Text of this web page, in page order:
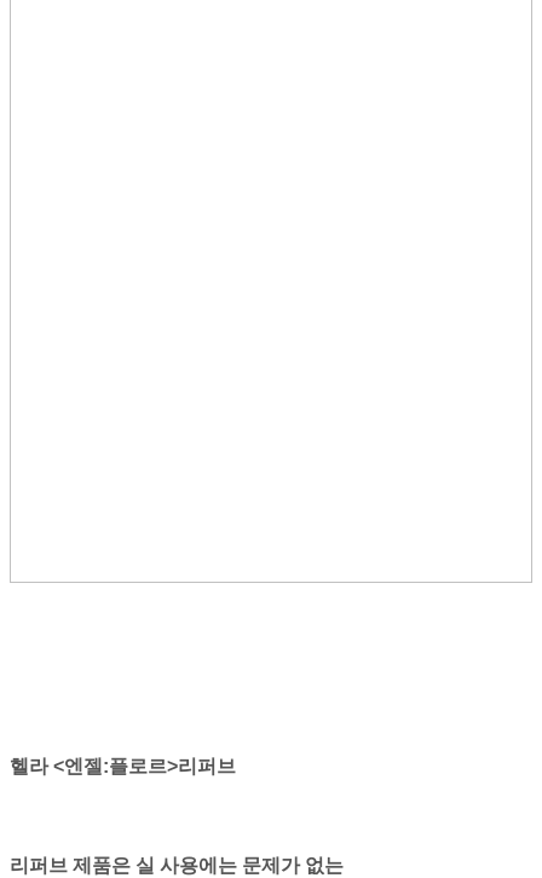
헬라 <엔젤:플로르>리퍼브
리퍼브 제품은 실 사용에는 문제가 없는